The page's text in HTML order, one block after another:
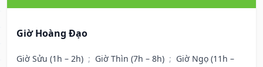
Giờ Hoàng Đạo
Giờ Sửu (1h – 2h) ; Giờ Thìn (7h – 8h) ; Giờ Ngọ (11h –